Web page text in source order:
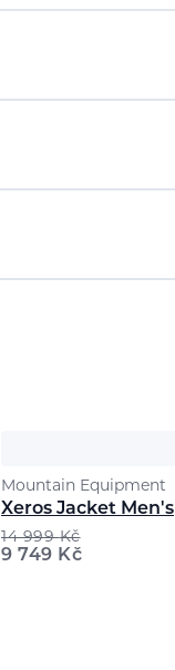
Mountain Equipment
Xeros Jacket Men's
14 999Kč
9 749 Kč